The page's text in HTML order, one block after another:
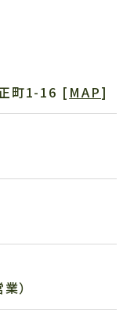
町1-16 [ MAP]
）